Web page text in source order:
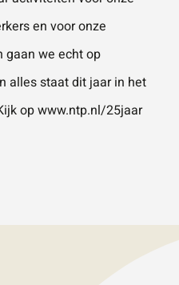
VERSTU
AANVRA
AG
en voor onze
gaan we echt op
alles staat dit jaar in het
opwww.ntp.nl/25jaar